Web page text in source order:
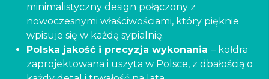
minimalistyczny design połączony z
nowoczesnymi właściwościami, który pięknie
wpisuje się w każdą sypialnię.
Polska jakość i precyzja wykonania – kołdra
zaprojektowana i uszyta w Polsce, z dbałością o